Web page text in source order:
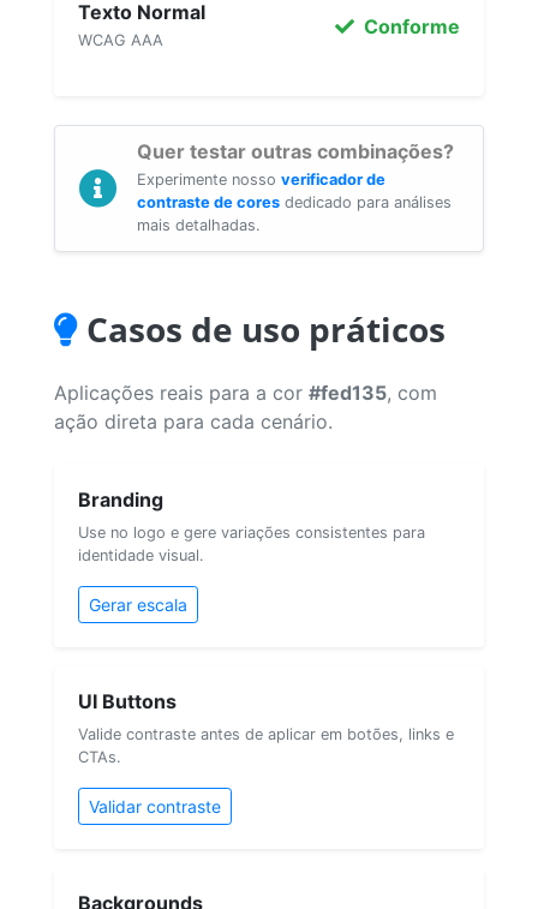
Texto Normal
WCAG AAA
Conforme
Quer testar outras combinações?
Experimente nosso verificador de
contraste de cores dedicado para análises
mais detalhadas.
Casos de uso práticos
Aplicações reais para a cor #fed135, com
ação direta para cada cenário.
Branding
Use no logo e gere variações consistentes para
identidade visual.
Gerar escala
UI Buttons
Valide contraste antes de aplicar em botões, links e
CTAs.
Validar contraste
Backgrounds